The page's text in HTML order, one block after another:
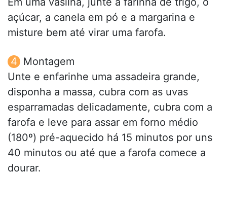
açúcar, a canela em pó e a margarina e
misture bem até virar uma farofa.
Montagem
Unte e enfarinhe uma assadeira grande,
disponha a massa, cubra com as uvas
esparramadas delicadamente, cubra com a
farofa e leve para assar em forno médio
(180º) pré-aquecido há 15 minutos por uns
40 minutos ou até que a farofa comece a
dourar.